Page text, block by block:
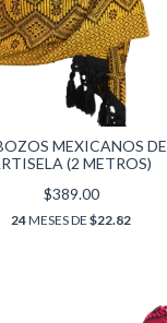
MEXICANOS DE
(2 METROS)
$389.00
24MESES DE$22.82